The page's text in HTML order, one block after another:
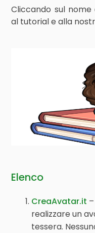
Cliccando sul
al tutorial e alla
Elenco
CreaAvatar.it
realizzare un
tessera.